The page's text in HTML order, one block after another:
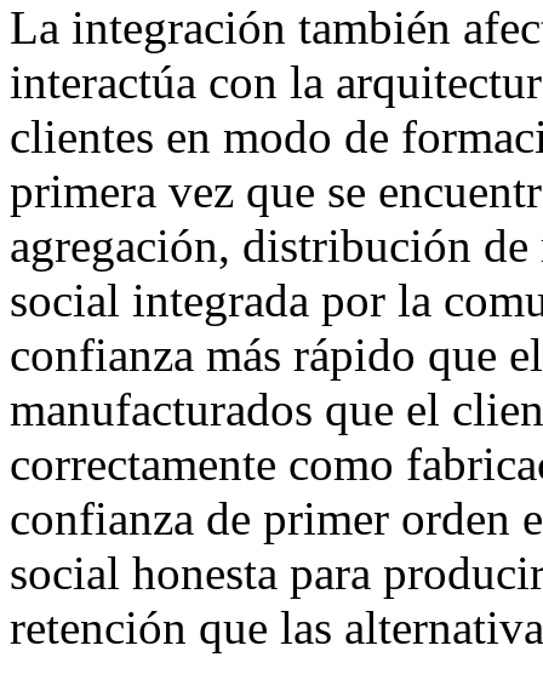
La integración también
interactúa con la
clientes en modo de
primera vez que se
agregación, distribución
social integrada por la
confianza más rápido que
manufacturados que el
correctamente como
confianza de primer orden
social honesta para
retención que las